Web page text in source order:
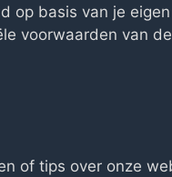
op basis van je
voorwaarden van de
of tips over onze